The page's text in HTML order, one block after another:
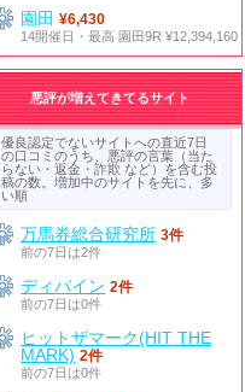
園田¥6,430
14開催日・最高 園田9R ¥12,394,160
悪評が増えてきてるサイト
優良認定でないサイトへの直近7日
の口コミのうち、悪評の言葉（当た
らない・返金・詐欺 など）を含む投
稿の数。増加中のサイトを先に、多
い順
万馬券総合研究所 3件
前の7日は2件
ディバイン 2件
前の7日は0件
ヒットザマーク(HIT THE
MARK) 2件
前の7日は0件